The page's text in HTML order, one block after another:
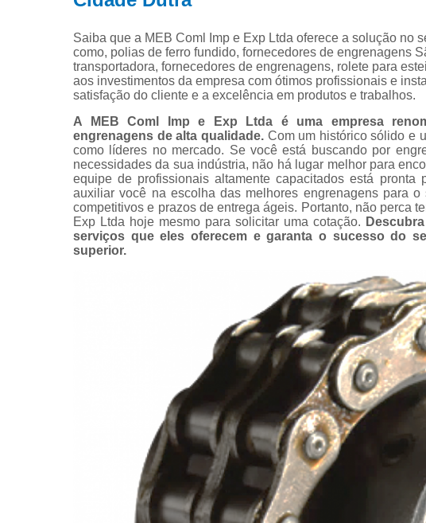
para correntes
Roletes
Transportadores
Modificação de
correntes
Representante
e distribuidor
tsubaki
Saiba que a MEB Coml Imp e Exp Ltda oferece a solução no
como, polias de ferro fundido, fornecedores de engrenagens
transportadora, fornecedores de engrenagens, rolete para
aos investimentos da empresa com ótimos profissionais e
satisfação do cliente e a excelência em produtos e trabalhos.
A MEB Coml Imp e Exp Ltda é uma empresa
engrenagens de alta qualidade.Com um histórico sólido e
como líderes no mercado. Se você está buscando por
necessidades da sua indústria, não há lugar melhor para
equipe de profissionais altamente capacitados está pronta
auxiliar você na escolha das melhores engrenagens para
competitivos e prazos de entrega ágeis. Portanto, não perca
Exp Ltda hoje mesmo para solicitar uma cotação.
serviços que eles oferecem e garanta o sucesso do
superior.